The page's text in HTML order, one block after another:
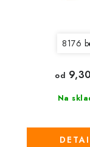
8176
Na
od